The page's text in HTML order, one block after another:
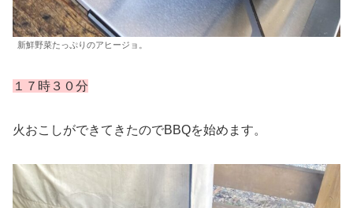
新鮮野菜たっぷりのアヒージョ。
１７時３０分
火おこしができてきたのでBBQを始めます。